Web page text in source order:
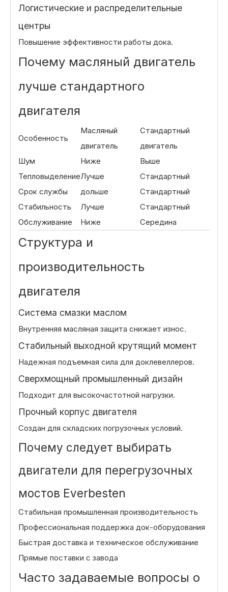
Логистические и распределительные
центры
Повышение эффективности работы дока.
Почему масляный двигатель
лучше стандартного
двигателя
Особенность
Масляный
двигатель
Стандартный
двигатель
Шум
Ниже
Выше
ТепловыделениеЛучше
Стандартный
Срок службы
дольше
Стандартный
Стабильность
Лучше
Стандартный
Обслуживание
Ниже Середина
Структура и
производительность
двигателя
Система смазки маслом
Внутренняя масляная защита снижает износ.
Стабильный выходной крутящий момент
Надежная подъемная сила для доклевеллеров.
Сверхмощный промышленный дизайн
Подходит для высокочастотной нагрузки.
Прочный корпус двигателя
Создан для складских погрузочных условий.
Почему следует выбирать
двигатели для перегрузочных
мостов Everbesten
Стабильная промышленная производительность
Профессиональная поддержка док-оборудования
Быстрая доставка и техническое обслуживание
Прямые поставки с завода
Часто задаваемые вопросы о